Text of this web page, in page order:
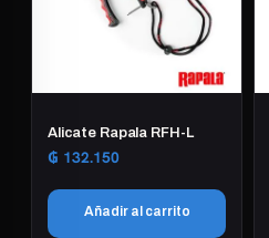
Alicate Rapala RFH-L
₲ 132.150
Añadir al carrito